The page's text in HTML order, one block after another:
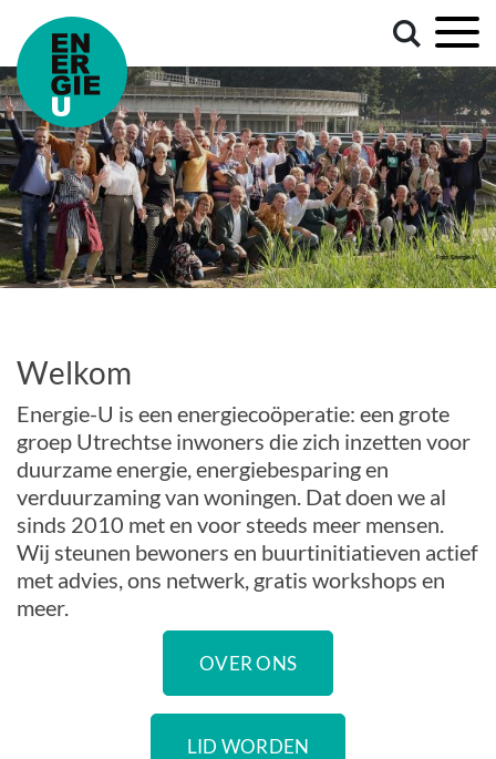
Welkom
Energie-U is een energiecoöperatie: een grote
groep Utrechtse inwoners die zich inzetten voor
duurzame energie, energiebesparing en
verduurzaming van woningen. Dat doen we al
sinds 2010 met en voor steeds meer mensen.
Wij steunen bewoners en buurtinitiatieven actief
met advies, ons netwerk, gratis workshops en
meer.
OVER ONS
LID WORDEN